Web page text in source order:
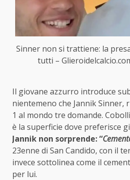
Sinner non si trattiene: la
tutti –
Il giovane azzurro introduce
nientemeno che Jannik Sinner,
1 al mondo tre domande.
è la superficie dove preferisce
Jannik non sorprende: “
23enne di San Candido, con il
invece sottolinea come il
per lui.